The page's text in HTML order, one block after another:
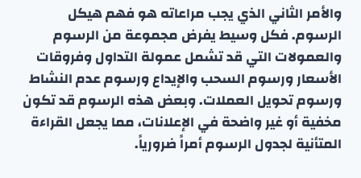
والأمر الثاني الذي يجب مراعاته هو فهم هيكل
الرسوم. فكل وسيط يفرض مجموعة من الرسوم
والعمولات التي قد تشمل عمولة التداول وفروقات
الأسعار ورسوم السحب والإيداع ورسوم عدم النشاط
ورسوم تحويل العملات. وبعض هذه الرسوم قد تكون
مخفية أو غير واضحة في الإعلانات، مما يجعل القراءة
المتأنية لجدول الرسوم أمراً ضرورياً.